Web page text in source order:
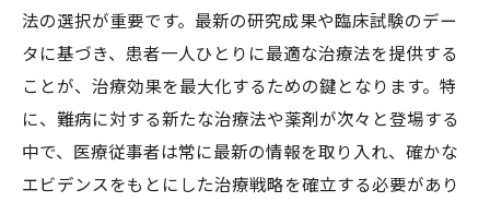
法の選択が重要です。最新の研究成果や臨床試験のデー
タに基づき、患者一人ひとりに最適な治療法を提供する
ことが、治療効果を最大化するための鍵となります。特
に、難病に対する新たな治療法や薬剤が次々と登場する
中で、医療従事者は常に最新の情報を取り入れ、確かな
エビデンスをもとにした治療戦略を確立する必要があり